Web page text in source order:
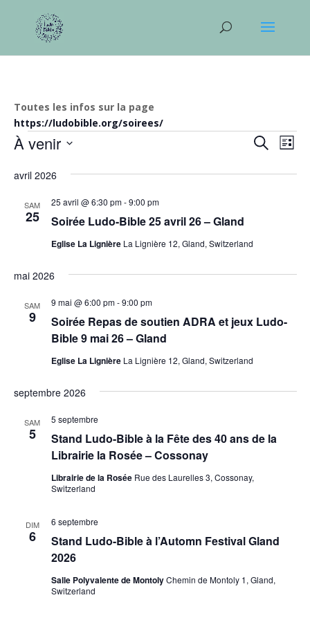
Toutes les infos sur la page
https://ludobible.org/soirees/
Évènements Recherche
de
Liste
À venir
une
avril 2026
SAM
25 Soirée Ludo-Bible 25 avril 26 – Gland
25 avril @ 6:30 pm-9:00 pm
Eglise La Lignière La Lignière 12, Gland, Switzerland
mai 2026
SAM
9
Soirée Repas de soutien ADRA et jeux Ludo-
Bible 9 mai 26 – Gland
9 mai @ 6:00 pm-9:00 pm
Eglise La Lignière La Lignière 12, Gland, Switzerland
septembre 2026
SAM
5
Stand Ludo-Bible à la Fête des 40 ans de la
Librairie la Rosée – Cossonay
5 septembre
Librairie de la Rosée Rue des Laurelles 3, Cossonay,
Switzerland
DIM
6
Stand Ludo-Bible à l’Automn Festival Gland
2026
6 septembre
Salle Polyvalente de MontolyChemin de Montoly 1, Gland,
Switzerland